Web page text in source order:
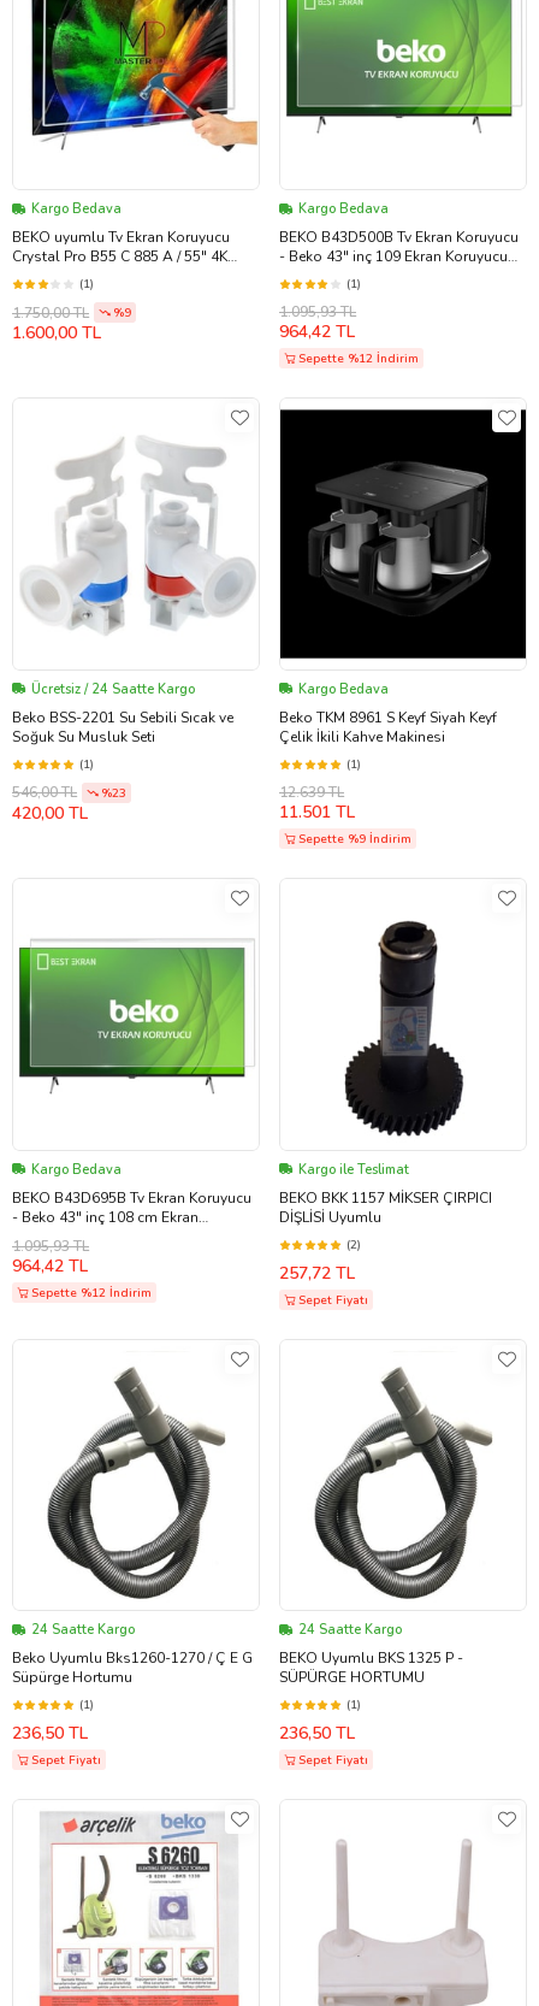
Kargo Bedava
BEKO uyumlu Tv Ekran Koruyucu
Crystal Pro B55 C 885 A / 55" 4K
Smart
(1)
1.750,00 TL %9
1.600,00 TL
Kargo Bedava
BEKO B43D500B Tv Ekran Koruyucu
- Beko 43" inç 109 Ekran Koruyucu
B43 D 500 B
(1)
1.095,93 TL
964,42 TL
Sepette %12 İndirim
Ücretsiz / 24 Saatte Kargo
Beko BSS-2201 Su Sebili Sıcak ve
Soğuk Su Musluk Seti
(1)
546,00 TL %23
420,00 TL
Kargo Bedava
Beko TKM 8961 S Keyf Siyah Keyf
Çelik İkili Kahve Makinesi
(1)
12.639 TL
11.501 TL
Sepette %9 İndirim
Kargo Bedava
BEKO B43D695B Tv Ekran Koruyucu
- Beko 43" inç 108 cm Ekran
Koruyucu B43 D 695 B
1.095,93 TL
964,42 TL
Sepette %12 İndirim
Kargo ile Teslimat
BEKO BKK 1157 MİKSER ÇIRPICI
DİŞLİSİ Uyumlu
(2)
257,72 TL
Sepet Fiyatı
24 Saatte Kargo
Beko Uyumlu Bks1260-1270 / Ç E G
Süpürge Hortumu
(1)
236,50 TL
Sepet Fiyatı
24 Saatte Kargo
BEKO Uyumlu BKS 1325 P -
SÜPÜRGE HORTUMU
(1)
236,50 TL
Sepet Fiyatı